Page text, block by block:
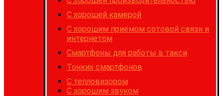
C хорошей камерой
С хорошим приемом сотовой связи и
интернетом
Cмартфоны для работы в такси
Тонких смартфонов
С тепловизором
С хорошим звуком